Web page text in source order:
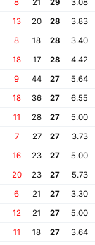
8 21 29
3.08
13 20 28
3.83
8 18 28
3.40
18 17 28
4.42
9 44 27
5.64
18 36 27
6.55
11 28 27
5.00
7 27 27
3.73
16 23 27
5.00
20 23 27
5.73
6 21 27
3.30
12 21 27
5.00
11 18 27
3.64